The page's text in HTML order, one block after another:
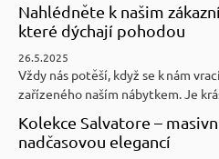
Nahlédněte k našim
které dýchají pohodou
26.5.2025
Vždy nás potěší, když se k nám
zařízeného naším nábytkem. Je
Kolekce Salvatore –
nadčasovou elegancí